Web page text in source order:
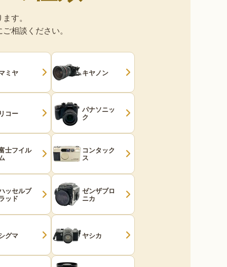
す。
相談ください。
ミヤ キヤノン
コー パナソニッ
ク
士フイル コンタック
ス
ッセルブ
ッド
ゼンザブロ
ニカ
グマ ヤシカ